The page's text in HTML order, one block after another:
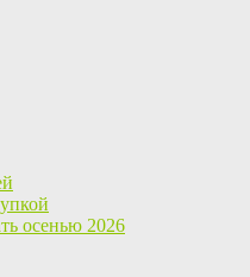
осенью 2026